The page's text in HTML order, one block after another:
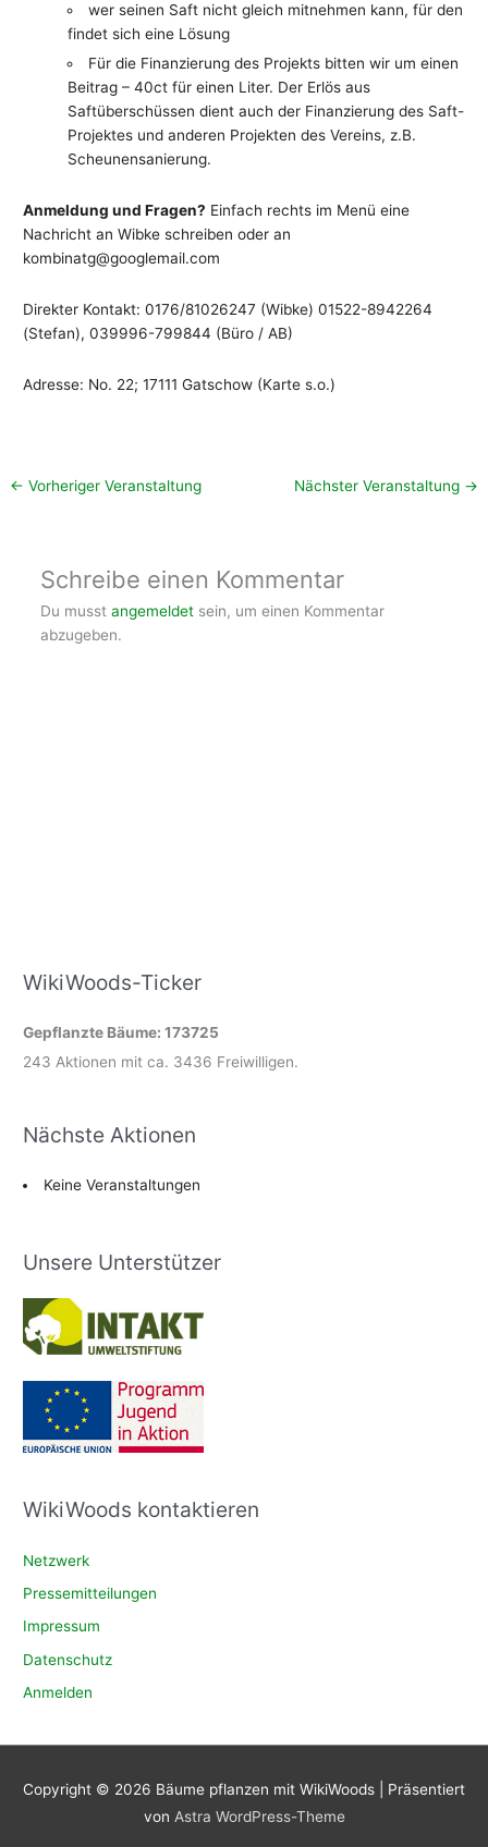
wer seinen Saft nicht gleich mitnehmen kann, für den
findet sich eine Lösung
Für die Finanzierung des Projekts bitten wir um einen
Beitrag – 40ct für einen Liter. Der Erlös aus
Saftüberschüssen dient auch der Finanzierung des Saft-
Projektes und anderen Projekten des Vereins, z.B.
Scheunensanierung.
Anmeldung und Fragen? Einfach rechts im Menü eine
Nachricht an Wibke schreiben oder an
kombinatg@googlemail.com
Direkter Kontakt: 0176/81026247 (Wibke) 01522-8942264
(Stefan), 039996-799844 (Büro / AB)
Adresse: No. 22; 17111 Gatschow (Karte s.o.)
← Vorheriger Veranstaltung Nächster Veranstaltung →
Schreibe einen Kommentar
Du musst angemeldetsein, um einen Kommentar
abzugeben.
WikiWoods-Ticker
Gepflanzte Bäume: 173725
243 Aktionen mit ca. 3436 Freiwilligen.
Nächste Aktionen
Keine Veranstaltungen
Unsere Unterstützer
WikiWoods kontaktieren
Netzwerk
Pressemitteilungen
Impressum
Datenschutz
Anmelden
Copyright © 2026 Bäume pflanzen mit WikiWoods | Präsentiert
von Astra WordPress-Theme